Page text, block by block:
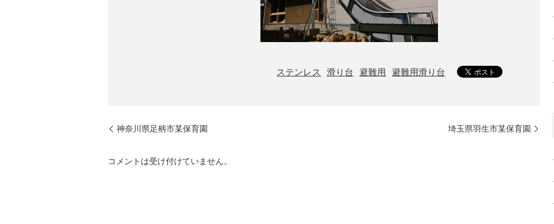
ステンレス 滑り台 避難用 避難用滑り台
神奈川県足柄市某保育園 埼玉県羽生市某保育園
コメントは受け付けていません。